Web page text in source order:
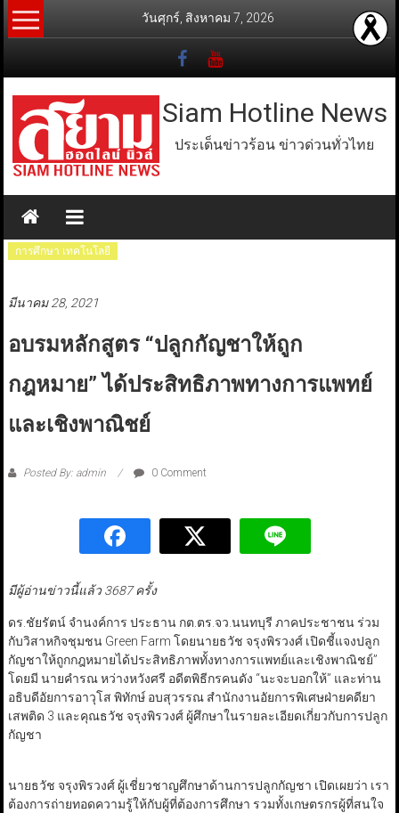
Skip
to
วันศุกร์, สิงหาคม 7, 2026
Siam Hotline News
ประเด็นข่าวร้อน ข่าวด่วนทั่วไทย
การศึกษา เทคโนโลยี
มีนาคม 28, 2021
อบรมหลักสูตร “ปลูกกัญชาให้ถูก
กฎหมาย” ได้ประสิทธิภาพทางการแพทย์
และเชิงพาณิชย์
Posted By: admin 0 Comment
มีผู้อ่านข่าวนี้แล้ว 3687 ครั้ง
ดร.ชัยรัตน์ จำนงค์การ ประธาน กต.ตร.จว.นนทบุรี ภาคประชาชน ร่วม
กับวิสาหกิจชุมชน Green Farm โดยนายธวัช จรุงพิรวงศ์ เปิดชี้แจงปลูก
กัญชาให้ถูกกฎหมายได้ประสิทธิภาพทั้งทางการแพทย์และเชิงพาณิชย์”
โดยมี นายคํารณ หว่างหวังศรี อดีตพิธีกรคนดัง “นะจะบอกให้” และท่าน
อธิบดีอัยการอาวุโส พิทักษ์ อบสุวรรณ สำนักงานอัยการพิเศษฝ่ายคดียา
เสพติด 3 และคุณธวัช จรุงพิรวงศ์ ผู้ศึกษาในรายละเอียดเกี่ยวกับการปลูก
กัญชา
นายธวัช จรุงพิรวงศ์ ผู้เชี่ยวชาญศึกษาด้านการปลูกกัญชา เปิดเผยว่า เรา
ต้องการถ่ายทอดความรู้ให้กับผู้ที่ต้องการศึกษา รวมทั้งเกษตรกรผู้ที่สนใจ